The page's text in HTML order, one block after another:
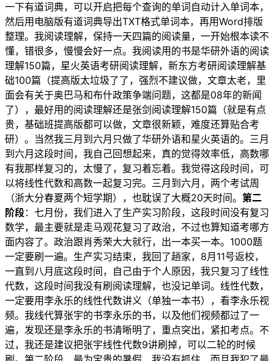
一下有道词典，可以开启把每个查询的单词自动计入单词本，
然后用电脑版有道词典导出TXT格式单词本，再用Word排版
整理。我阅读理解，保持一天四篇的阅读量，一开始根本读不
懂，错很多，慢慢会好一点。我阅读用的书是华研外语的阅读
理解150篇，星火英语考研阅读理解，新东方考研阅读理解基
础100篇（提高版太垃圾了了，强烈不建议做，文章太老，里
面会有关于奥巴马和布什政策争端问题，这都是08年的新闻
了），最好用的阅读理解还是张剑阅读理解150篇（就是有点
贵，基础班提高版都可以做，文章很新颖，难度还算贴合考
研）。当然我三月到六月只做了华研外语和星火英语的。三月
到六月这段时间，我自己回想起来，真的觉得效率低，高数哪
有我那样复习的，太慢了，复习着忘着。我觉得这段时间，可
以将线性代数和高数一起复习完。三月到六月，两个考试周
（浙大分春夏两个短学期），也耽误了大概20天时间。 第二
阶段：七月份，我们进入了生产实习阶段，这段时间没有复习
数学，最主要就是走马观花复习了政治，不过也算知道考哪方
面内容了。政治跟肖秀荣大大就行，出一本买一本。1000题
一定要刷一遍。生产实习结束，我回了趟家，8月11号返校，
一直到八月底这段时间，自己由于个人原因，我只复习了线性
代数，这段时间我没有刷阅读理解，也没记单词。线性代数，
一定要用李永乐的线性代数讲义（单独一本书），看李永乐视
频。我线代算张宇的书李永乐的书，以及他们视频都过了一
遍，发现还是李永乐的书清晰明了，重点突出，紧扣考点。不
过，我还是建议把张宇线性代数9讲刷掉，可以二轮的时候